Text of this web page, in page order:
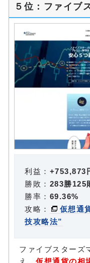
５位：ファイブ
利益： +753,873
勝敗： 283勝125
勝率： 69.36%
攻略：
仮想通
技攻略法”
ファイブスターズ